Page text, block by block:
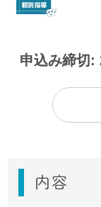
申込み締切:
内容